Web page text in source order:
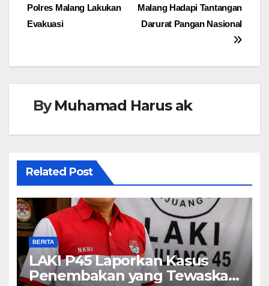
Malang Hadapi Tantangan
Darurat Pangan Nasional
Polres Malang Lakukan
Evakuasi
ByMuhamad Harus ak
Related Post
BERITA
LAKI P45 Laporkan Kasus
Penembakan yang Tewaskan